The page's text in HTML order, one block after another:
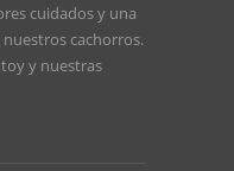
cuidados y una
cachorros.
y nuestras